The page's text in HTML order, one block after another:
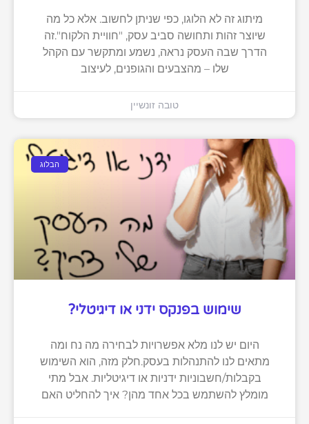
מיתוג זה לא הלוגו, כפי שניתן לחשוב. אלא כל מה
שיוצר זהות ותחושה סביב עסק, "חוויית הלקוח".זה
הדרך שבה העסק נראה, נשמע ומתקשר עם הקהל
שלו – מהצבעים והגופנים, לעיצוב
טובה זונשיין
הבלוג
שימוש בפנקס ידני או דיגיטלי?
היום יש לנו מלא אפשרויות לבחירה מה נח ומה
מתאים לנו להתנהלות בעסק.חלק מזה, הוא השימוש
בקבלות/חשבוניות ידניות או דיגיטליות. אבל מתי
מומלץ להשתמש בכל אחד מהן? איך להחליט האם